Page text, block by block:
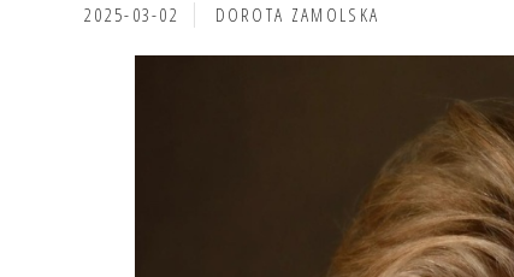
2025-03-02 DOROTA ZAMOLSKA